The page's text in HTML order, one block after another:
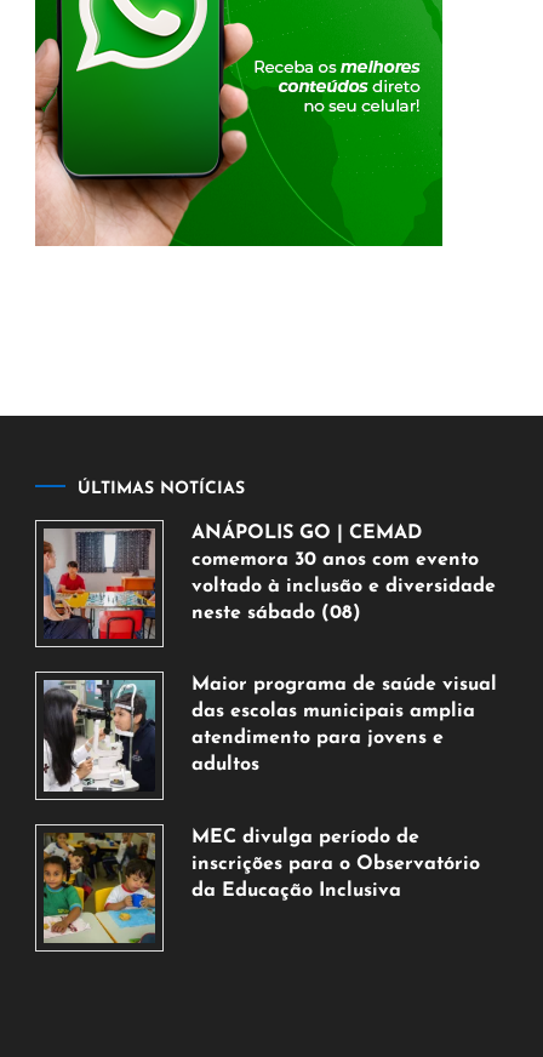
ÚLTIMAS NOTÍCIAS
ANÁPOLIS GO | CEMAD
comemora 30 anos com evento
voltado à inclusão e diversidade
neste sábado (08)
de
agosto
de
2026
Maior programa de saúde visual
das escolas municipais amplia
atendimento para jovens e
adultos
de
agosto
de
MEC divulga período de
inscrições para o Observatório
da Educação Inclusiva